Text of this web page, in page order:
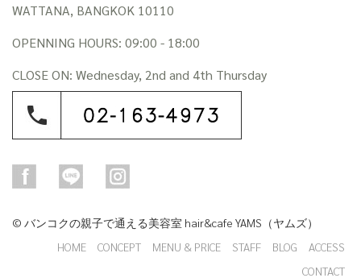
WATTANA, BANGKOK 10110
OPENNING HOURS: 09:00 - 18:00
CLOSE ON: Wednesday, 2nd and 4th Thursday
© バンコクの親子で通える美容室 hair&cafe YAMS（ヤムズ）
HOME
CONCEPT MENU & PRICE STAFF BLOG
ACCESS
CONTACT